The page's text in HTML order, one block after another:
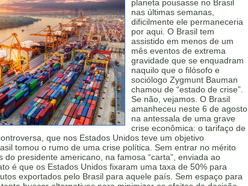
planeta pousasse no Brasil
nas últimas semanas,
dificilmente ele permaneceria
por aqui. O Brasil tem
assistido em menos de um
mês eventos de extrema
gravidade que se enquadram
naquilo que o filósofo e
sociólogo Zygmunt Bauman
chamou de “estado de crise”.
Se não, vejamos. O Brasil
amanheceu neste 6 de agosto
na antessala de uma grave
crise econômica: o tarifaço de
que nos Estados Unidos teve um objetivo
tomou o rumo de uma crise política. Sem entrar no mérito
do presidente americano, na famosa “carta”, enviada ao
é que os Estados Unidos fixaram uma taxa de 50% para
exportados pelo Brasil para aquele país. Sem espaço para